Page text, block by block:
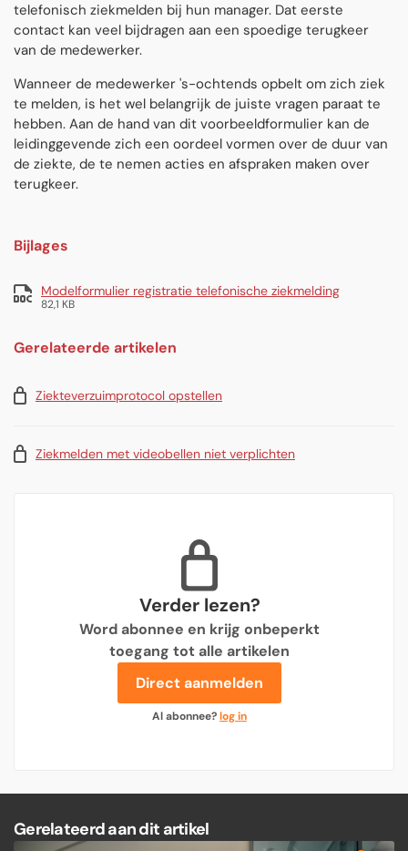
telefonisch ziekmelden bij hun manager. Dat eerste
contact kan veel bijdragen aan een spoedige terugkeer
van de medewerker.
Wanneer de medewerker 's-ochtends opbelt om zich ziek
te melden, is het wel belangrijk de juiste vragen paraat te
hebben. Aan de hand van dit voorbeeldformulier kan de
leidinggevende zich een oordeel vormen over de duur van
de ziekte, de te nemen acties en afspraken maken over
terugkeer.
Bijlages
Modelformulier registratie telefonische ziekmelding
82,1 KB
Gerelateerde artikelen
Ziekteverzuimprotocol opstellen
Ziekmelden met videobellen niet verplichten
Verder lezen?
Word abonnee en krijg onbeperkt
toegang tot alle artikelen
Direct aanmelden
Al abonnee?log in
Gerelateerd aan dit artikel